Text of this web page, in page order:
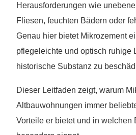
Herausforderungen wie
Fliesen, feuchten Bädern oder
Genau hier bietet Mikrozement
pflegeleichte und optisch ruhige
historische Substanz zu
Dieser Leitfaden zeigt, warum
Altbauwohnungen immer
Vorteile er bietet und in welchen